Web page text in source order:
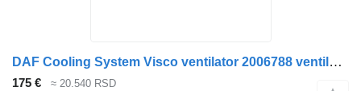
DAF Cooling System Visco ventilator 2006788 ventilator hladnjaka za kamiona
175 € ≈ 20.540 RSD